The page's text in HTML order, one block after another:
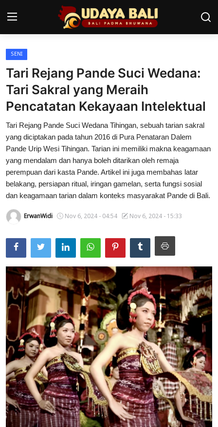
Home
Pura
Desa Adat
Tradisi
Kearifan lokal
Alam Bali
Seni
Kisah
Indonesia
SENI
Tari Rejang Pande Suci Wedana:
Tari Sakral yang Meraih
Pencatatan Kekayaan Intelektual
Tari Rejang Pande Suci Wedana Tihingan, sebuah tarian sakral
yang diciptakan pada tahun 2016 di Pura Penataran Dalem
Pande Urip Wesi Tihingan. Tarian ini memiliki makna keagamaan
yang mendalam dan hanya boleh ditarikan oleh remaja
perempuan dari kasta Pande. Artikel ini juga membahas latar
belakang, persiapan ritual, iringan gamelan, serta fungsi sosial
dan keagamaan tarian dalam konteks masyarakat Pande di Bali.
ErwanWidi Nov 6, 2024 - 04:54 Nov 6, 2024 - 15:33